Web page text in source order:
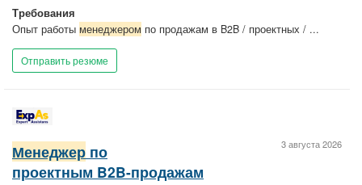
Требования
Опыт работы менеджером по продажам в B2B / проектных / ...
Отправить резюме
3 августа 2026
Менеджер по
проектным B2B-продажам